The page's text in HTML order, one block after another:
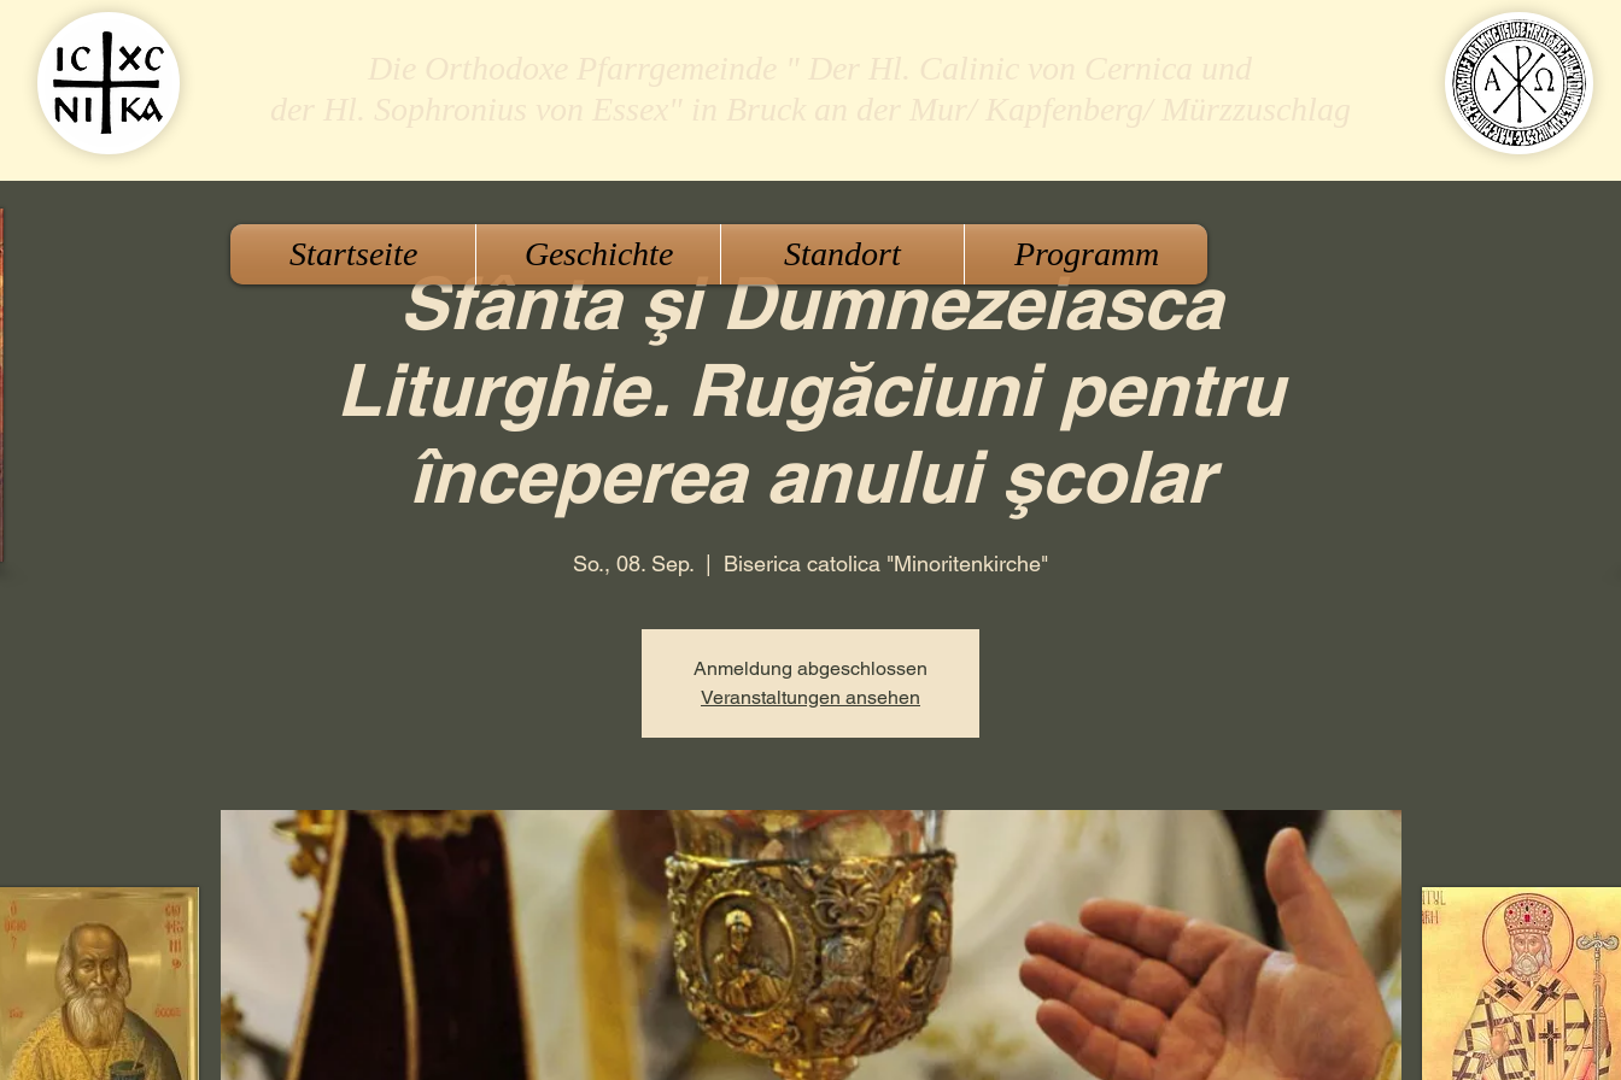
Sfânta şi Dumnezeiasca
Liturghie. Rugăciuni pentru
începerea anului şcolar
So., 08. Sep. Biserica catolica "Minoritenkirche"
Anmeldung abgeschlossen
Veranstaltungen ansehen
Startseite Geschichte Standort Programm